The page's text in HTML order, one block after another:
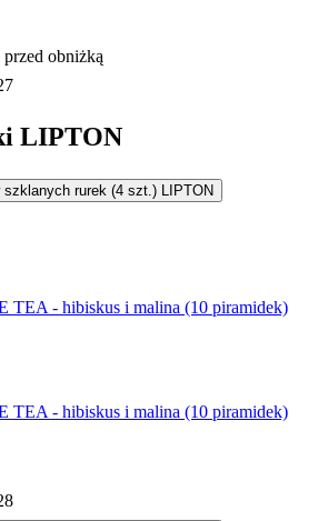
obniżką
LIPTON
rurek (4 szt.) LIPTON
TEA - hibiskus i malina (10 piramidek)
TEA - hibiskus i malina (10 piramidek)